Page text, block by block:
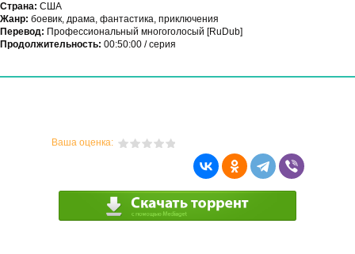
Страна: США
Жанр: боевик, драма, фантастика, приключения
Перевод: Профессиональный многоголосый [RuDub]
Продолжительность: 00:50:00 / серия
Ваша оценка: